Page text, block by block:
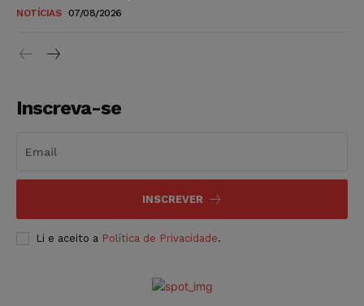
NOTÍCIAS 07/08/2026
Inscreva-se
INSCREVER
Li e aceito a Política de Privacidade.